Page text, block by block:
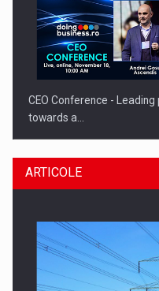
CEO Conference -
towards a…
ARTICOLE